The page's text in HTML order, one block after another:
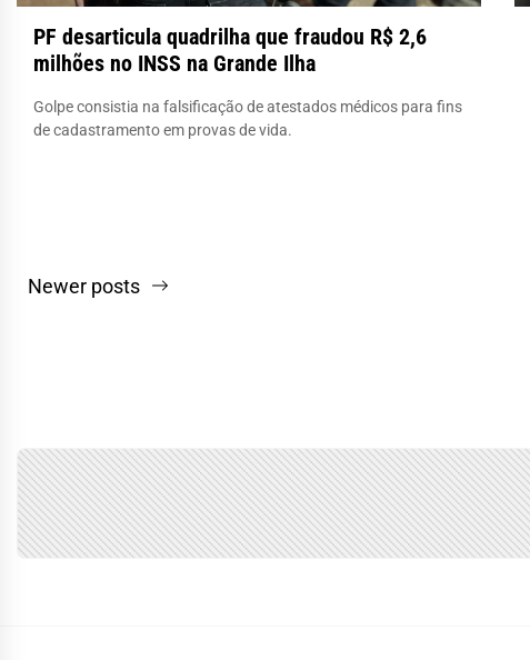
PF desarticula quadrilha que fraudou R$ 2,6
milhões no INSS na Grande Ilha
Golpe consistia na falsificação de atestados médicos para fins
de cadastramento em provas de vida.
Navegação
Newer posts